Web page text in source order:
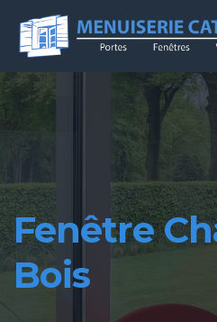
Fenêtre
Bois